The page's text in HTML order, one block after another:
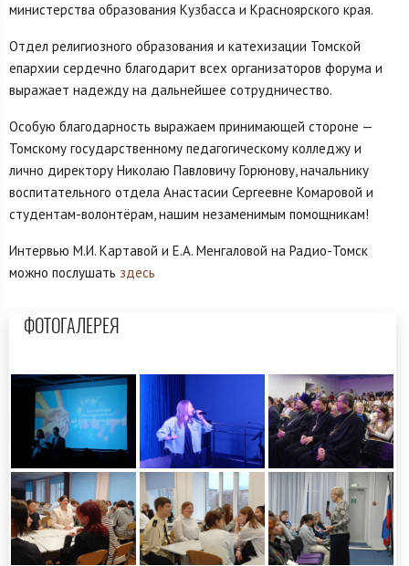
министерства образования Кузбасса и Красноярского края.
Отдел религиозного образования и катехизации Томской
епархии сердечно благодарит всех организаторов форума и
выражает надежду на дальнейшее сотрудничество.
Особую благодарность выражаем принимающей стороне —
Томскому государственному педагогическому колледжу и
лично директору Николаю Павловичу Горюнову, начальнику
воспитательного отдела Анастасии Сергеевне Комаровой и
студентам-волонтёрам, нашим незаменимым помощникам!
Интервью М.И. Картавой и Е.А. Менгаловой на Радио-Томск
можно послушать здесь
ФОТОГАЛЕРЕЯ